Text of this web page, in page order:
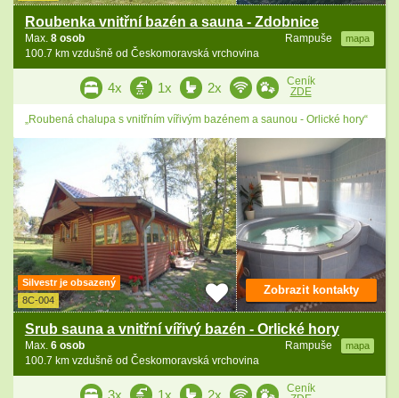
Roubenka vnitřní bazén a sauna - Zdobnice
Rampuše mapa
Max. 8 osob
100.7 km vzdušně od Českomoravská vrchovina
4x 1x 2x
Ceník
ZDE
„Roubená chalupa s vnitřním vířivým bazénem a saunou - Orlické hory“
Silvestr je obsazený
8C-004
Srub sauna a vnitřní vířivý bazén - Orlické hory
Rampuše mapa
Max. 6 osob
100.7 km vzdušně od Českomoravská vrchovina
Zobrazit kontakty
3x 1x 2x
Ceník